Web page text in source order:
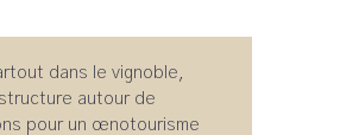
dans le vignoble,
autour de
pour un œnotourisme